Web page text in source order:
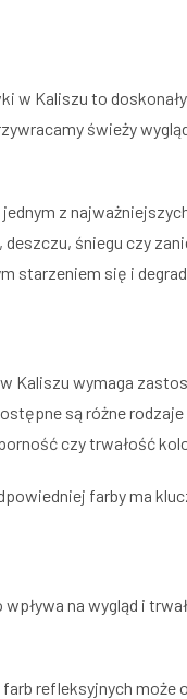
w Kaliszu to
świeży
z
deszczu, śniegu czy
starzeniem się i
Kaliszu wymaga
są różne
czy trwałość
farby ma
na wygląd i
refleksyjnych może